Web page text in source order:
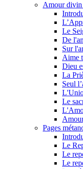
Amour
Le
De
Sur
Aime
Dieu
La
Seul
Le
Pages
Le
Le
Le